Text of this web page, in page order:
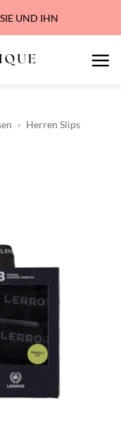
UND IHN
» Herren Slips